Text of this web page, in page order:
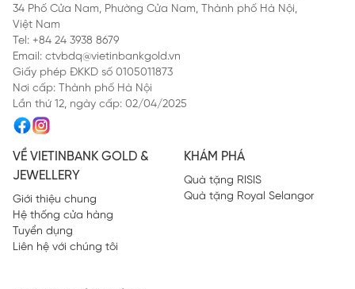
34 Phố Cửa Nam, Phường Cửa Nam, Thành phố Hà Nội,
Việt Nam
Tel: +84 24 3938 8679
Email: ctvbdq@vietinbankgold.vn
Giấy phép ĐKKD số 0105011873
Nơi cấp: Thành phố Hà Nội
Lần thứ 12, ngày cấp: 02/04/2025
VỀ VIETINBANK GOLD &
JEWELLERY
Giới thiệu chung
Hệ thống cửa hàng
Tuyển dụng
Liên hệ với chúng tôi
KHÁM PHÁ
Quà tặng RISIS
Quà tặng Royal Selangor